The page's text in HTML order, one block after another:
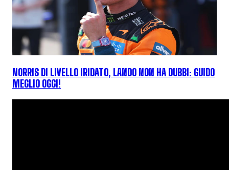
NORRIS DI LIVELLO IRIDATO, LANDO NON HA DUBBI: GUIDO
MEGLIO OGGI!